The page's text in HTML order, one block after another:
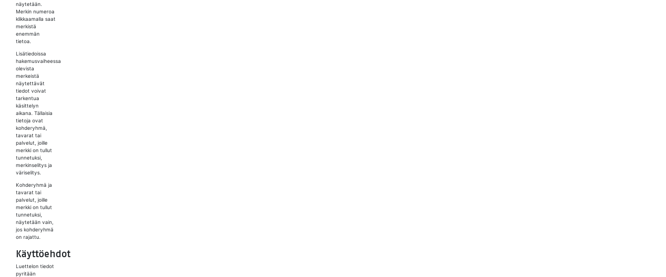
näytetään.
Merkin numeroa
klikkaamalla saat
merkistä
enemmän
tietoa.
Lisätiedoissa
hakemusvaiheessa
olevista
merkeistä
näytettävät
tiedot voivat
tarkentua
käsittelyn
aikana. Tällaisia
tietoja ovat
kohderyhmä,
tavarat tai
palvelut, joille
merkki on tullut
tunnetuksi,
merkinselitys ja
väriselitys.
Kohderyhmä ja
tavarat tai
palvelut, joille
merkki on tullut
tunnetuksi,
näytetään vain,
jos kohderyhmä
on rajattu.
Käyttöehdot
Luettelon tiedot
pyritään